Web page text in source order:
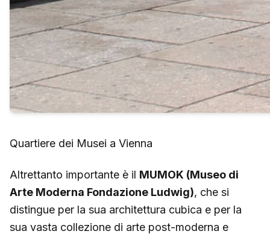
Quartiere dei Musei a Vienna
Altrettanto importante è il MUMOK (Museo di
Arte Moderna Fondazione Ludwig), che si
distingue per la sua architettura cubica e per la
sua vasta collezione di arte post-moderna e